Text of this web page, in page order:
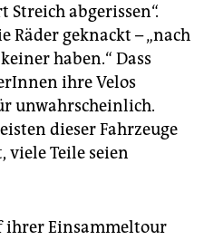
abgerissen“.
Räder geknackt – „nach
haben.“ Dass
ihre Velos
unwahrscheinlich.
dieser Fahrzeuge
Teile seien
ihrer Einsammeltour